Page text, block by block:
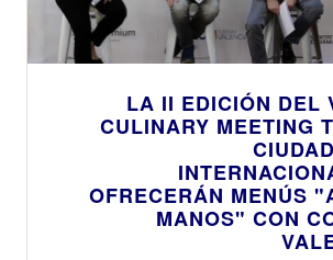
LA II EDICIÓN DEL
CULINARY MEETING
OFRECERÁN MENÚS
MANOS" CON